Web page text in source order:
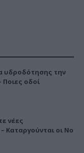
υδροδότησης την
Ποιες οδοί
νέες
Καταργούνται οι Νο